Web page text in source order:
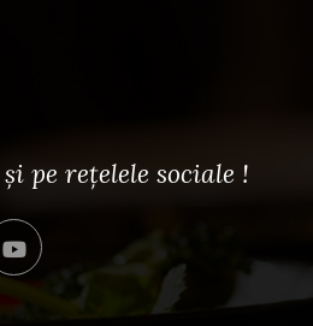
pe rețelele sociale !